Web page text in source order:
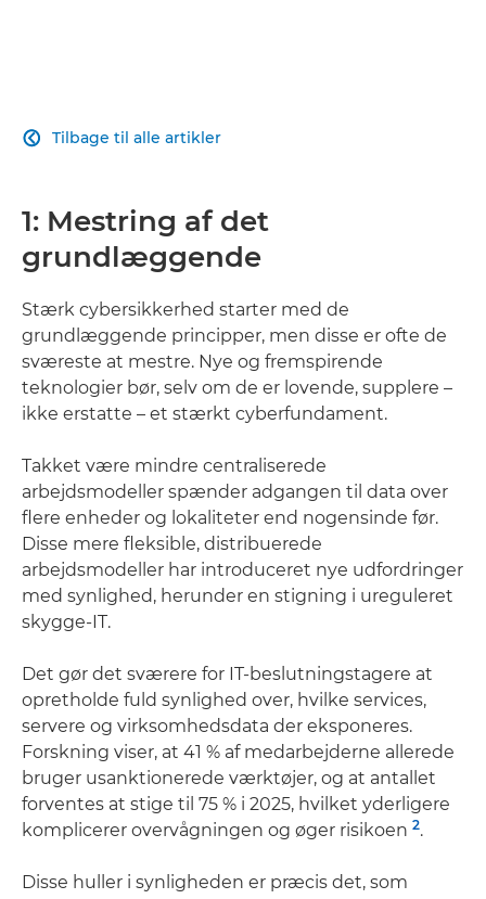
Tilbage til alle artikler

1: Mestring af det
grundlæggende
Stærk cybersikkerhed starter med de
grundlæggende principper, men disse er ofte de
sværeste at mestre. Nye og fremspirende
teknologier bør, selv om de er lovende, supplere –
ikke erstatte – et stærkt cyberfundament.
Takket være mindre centraliserede
arbejdsmodeller spænder adgangen til data over
flere enheder og lokaliteter end nogensinde før.
Disse mere fleksible, distribuerede
arbejdsmodeller har introduceret nye udfordringer
med synlighed, herunder en stigning i ureguleret
skygge-IT.
Det gør det sværere for IT-beslutningstagere at
opretholde fuld synlighed over, hvilke services,
servere og virksomhedsdata der eksponeres.
Forskning viser, at 41 % af medarbejderne allerede
bruger usanktionerede værktøjer, og at antallet
forventes at stige til 75 % i 2025, hvilket yderligere
komplicerer overvågningen og øger risikoen 2.
Disse huller i synligheden er præcis det, som